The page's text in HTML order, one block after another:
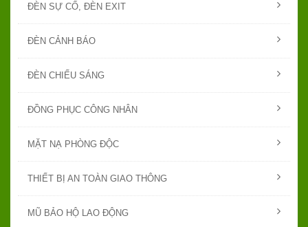
ĐÈN SỰ CỐ, ĐÈN EXIT
ĐÈN CẢNH BÁO
ĐÈN CHIẾU SÁNG
ĐỒNG PHỤC CÔNG NHÂN
MẶT NẠ PHÒNG ĐỘC
THIẾT BỊ AN TOÀN GIAO THÔNG
MŨ BẢO HỘ LAO ĐỘNG